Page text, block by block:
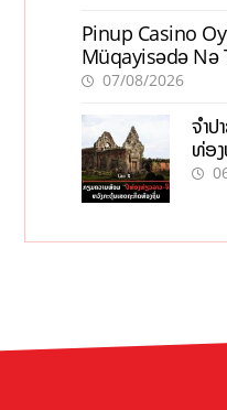
Pinup Casino
Müqayisədə Nə
07/08/2026
ຈຳປ
ທ່ອ
ກະຕຸ້